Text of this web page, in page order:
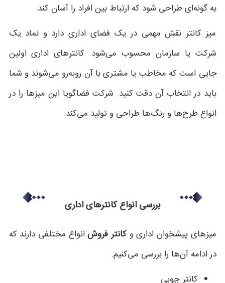
به گونه‌ای طراحی شود که ارتباط بین افراد را آسان کند.
میز کانتر نقش مهمی در یک فضای اداری دارد و نماد یک
شرکت یا سازمان محسوب می‌شود. کانترهای اداری اولین
جایی است که مخاطب یا مشتری با آن روبه‌رو می‌شوند و شما
باید در انتخاب آن دقت کنید. شرکت فضاگویا این میزها را در
انواع طرح‌ها و رنگ‌ها طراحی و تولید می‌کند.
بررسی انواع کانترهای اداری
میزهای پیشخوان اداری وکانتر فروشانواع مختلفی دارند که
در ادامه آن‌ها را بررسی می‌کنیم.
کانتر چوبی